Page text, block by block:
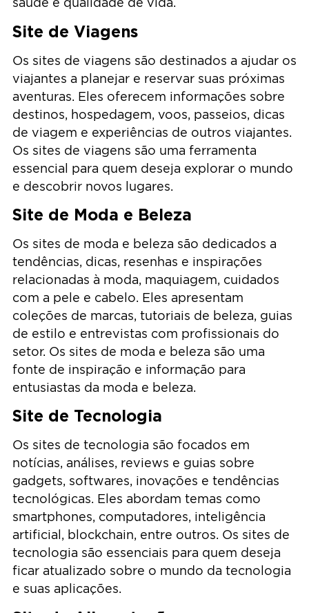
Site de Viagens
Os sites de viagens são destinados a ajudar os
viajantes a planejar e reservar suas próximas
aventuras. Eles oferecem informações sobre
destinos, hospedagem, voos, passeios, dicas
de viagem e experiências de outros viajantes.
Os sites de viagens são uma ferramenta
essencial para quem deseja explorar o mundo
e descobrir novos lugares.
Site de Moda e Beleza
Os sites de moda e beleza são dedicados a
tendências, dicas, resenhas e inspirações
relacionadas à moda, maquiagem, cuidados
com a pele e cabelo. Eles apresentam
coleções de marcas, tutoriais de beleza, guias
de estilo e entrevistas com profissionais do
setor. Os sites de moda e beleza são uma
fonte de inspiração e informação para
entusiastas da moda e beleza.
Site de Tecnologia
Os sites de tecnologia são focados em
notícias, análises, reviews e guias sobre
gadgets, softwares, inovações e tendências
tecnológicas. Eles abordam temas como
smartphones, computadores, inteligência
artificial, blockchain, entre outros. Os sites de
tecnologia são essenciais para quem deseja
ficar atualizado sobre o mundo da tecnologia
e suas aplicações.